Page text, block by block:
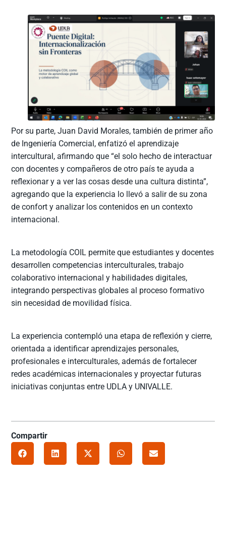
Por su parte, Juan David Morales, también de primer año
de Ingeniería Comercial, enfatizó el aprendizaje
intercultural, afirmando que “el solo hecho de interactuar
con docentes y compañeros de otro país te ayuda a
reflexionar y a ver las cosas desde una cultura distinta”,
agregando que la experiencia lo llevó a salir de su zona
de confort y analizar los contenidos en un contexto
internacional.
La metodología COIL permite que estudiantes y docentes
desarrollen competencias interculturales, trabajo
colaborativo internacional y habilidades digitales,
integrando perspectivas globales al proceso formativo
sin necesidad de movilidad física.
La experiencia contempló una etapa de reflexión y cierre,
orientada a identificar aprendizajes personales,
profesionales e interculturales, además de fortalecer
redes académicas internacionales y proyectar futuras
iniciativas conjuntas entre UDLA y UNIVALLE.
Compartir